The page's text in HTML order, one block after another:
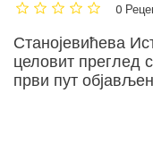
0
Станојевићева
целовит преглед
први пут